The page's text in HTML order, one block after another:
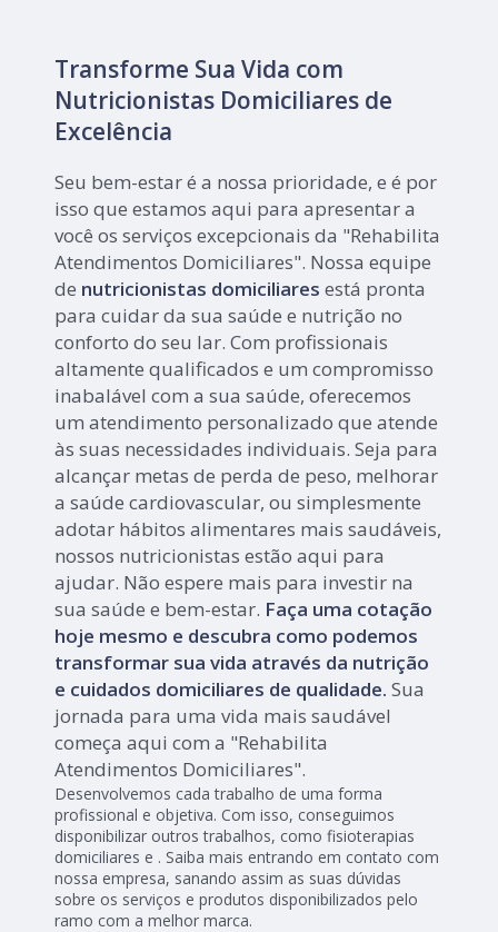
Transforme Sua Vida com
Nutricionistas Domiciliares de
Excelência
Seu bem-estar é a nossa prioridade, e é por
isso que estamos aqui para apresentar a
você os serviços excepcionais da "Rehabilita
Atendimentos Domiciliares". Nossa equipe
de nutricionistas domiciliares está pronta
para cuidar da sua saúde e nutrição no
conforto do seu lar. Com profissionais
altamente qualificados e um compromisso
inabalável com a sua saúde, oferecemos
um atendimento personalizado que atende
às suas necessidades individuais. Seja para
alcançar metas de perda de peso, melhorar
a saúde cardiovascular, ou simplesmente
adotar hábitos alimentares mais saudáveis,
nossos nutricionistas estão aqui para
ajudar. Não espere mais para investir na
sua saúde e bem-estar. Faça uma cotação
hoje mesmo e descubra como podemos
transformar sua vida através da nutrição
e cuidados domiciliares de qualidade. Sua
jornada para uma vida mais saudável
começa aqui com a "Rehabilita
Atendimentos Domiciliares".
Desenvolvemos cada trabalho de uma forma
profissional e objetiva. Com isso, conseguimos
disponibilizar outros trabalhos, como fisioterapias
domiciliares e . Saiba mais entrando em contato com
nossa empresa, sanando assim as suas dúvidas
sobre os serviços e produtos disponibilizados pelo
ramo com a melhor marca.